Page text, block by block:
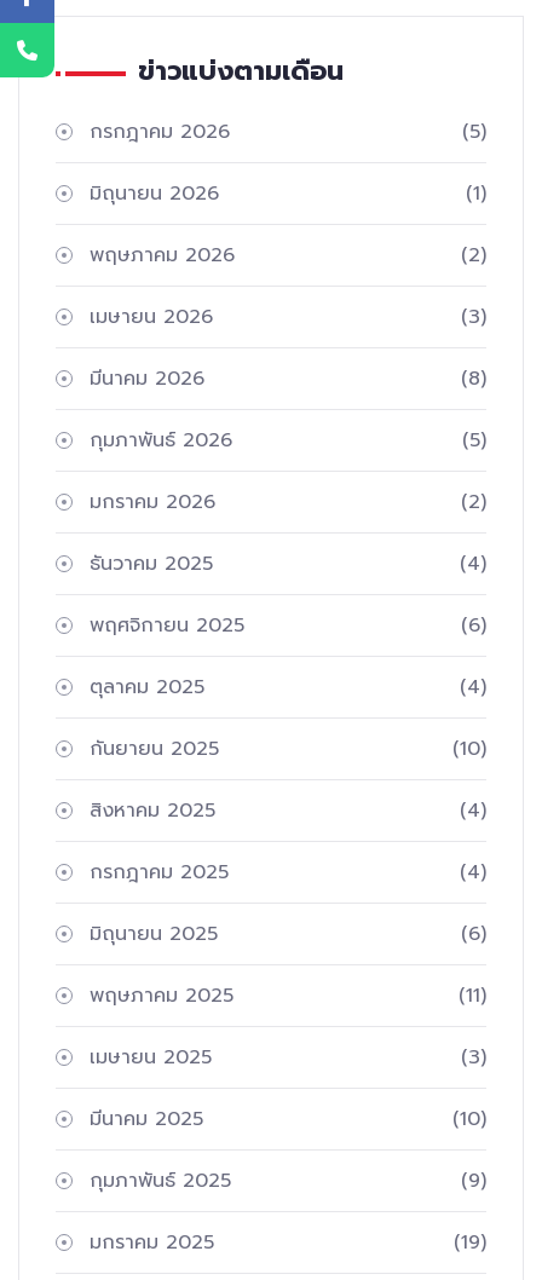
ข่าวแบ่งตามเดือน
กรกฎาคม 2026 (5)
มิถุนายน 2026 (1)
พฤษภาคม 2026 (2)
เมษายน 2026 (3)
มีนาคม 2026 (8)
กุมภาพันธ์ 2026 (5)
มกราคม 2026 (2)
ธันวาคม 2025 (4)
พฤศจิกายน 2025 (6)
ตุลาคม 2025 (4)
กันยายน 2025 (10)
สิงหาคม 2025 (4)
กรกฎาคม 2025 (4)
มิถุนายน 2025 (6)
พฤษภาคม 2025 (11)
เมษายน 2025 (3)
มีนาคม 2025 (10)
กุมภาพันธ์ 2025 (9)
มกราคม 2025 (19)